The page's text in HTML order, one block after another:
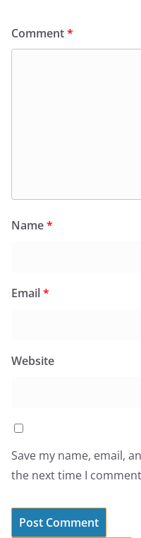
Comment*
Name*
Email*
Website
Save my name, email,
the next time I